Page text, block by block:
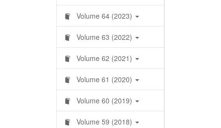
Volume 64 (2023)
Volume 63 (2022)
Volume 62 (2021)
Volume 61 (2020)
Volume 60 (2019)
Volume 59 (2018)